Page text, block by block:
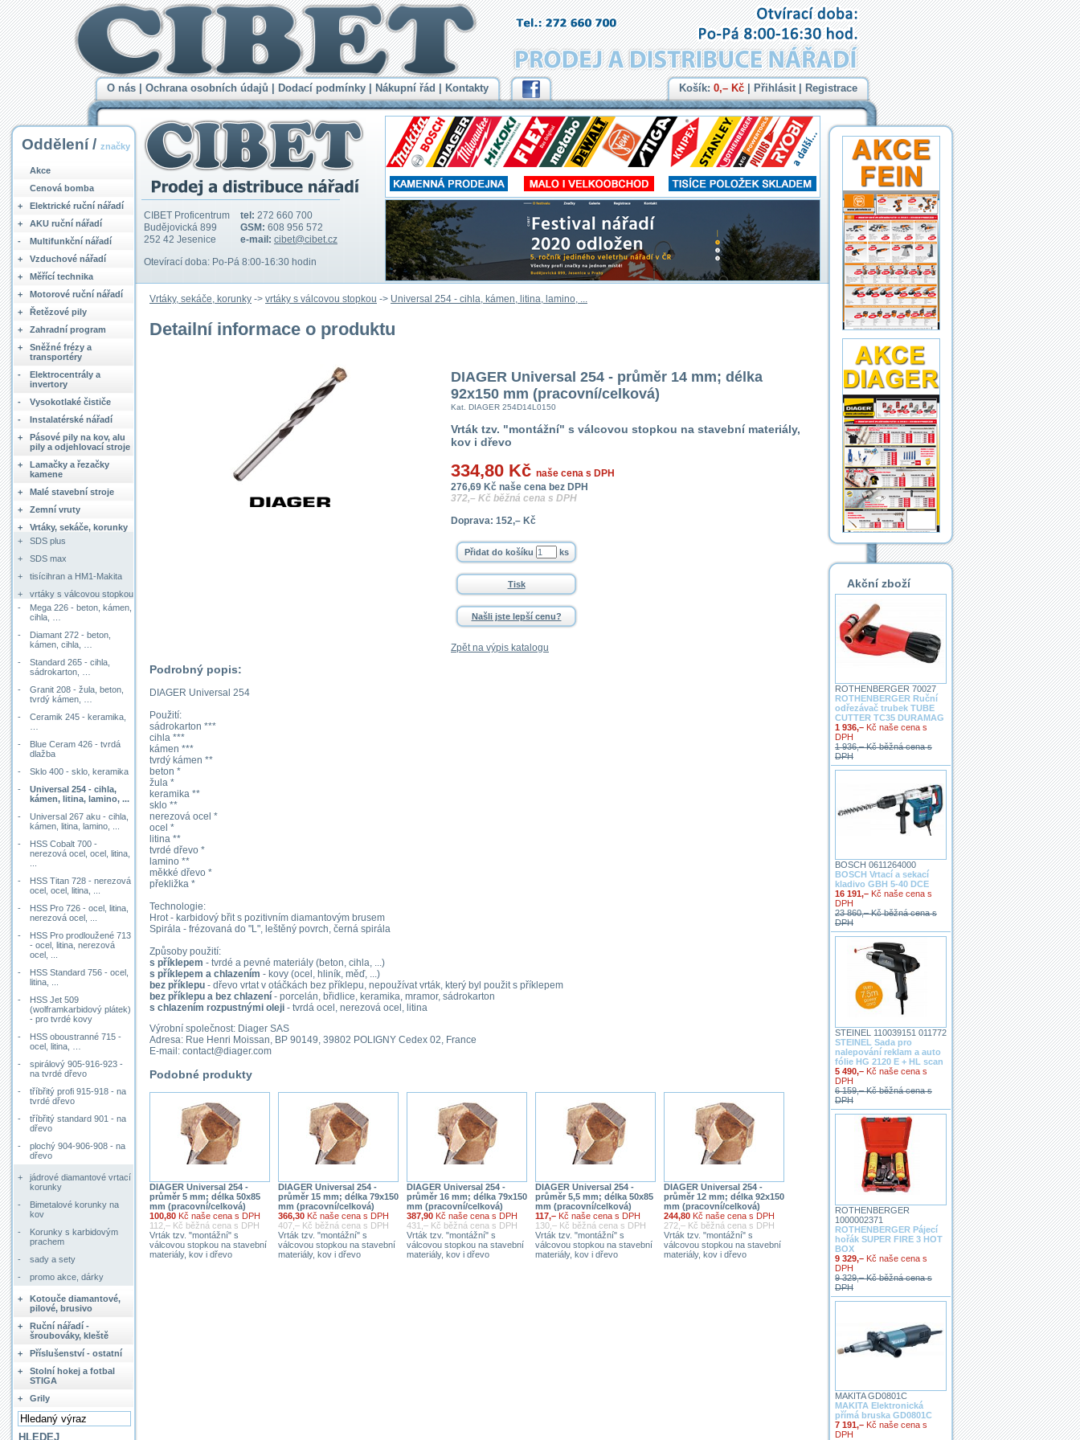
O nás Ochrana osobních údajů Dodací podmínky Nákupní řád Kontakty Košík: 0,– Kč Přihlásit| Registrace
CIBET Proficentrum
Budějovická 899
252 42 Jesenice
tel: 272 660 700
GSM: 608 956 572
e-mail: cibet@cibet.cz
Otevírací doba: Po-Pá 8:00-16:30 hodin
Vrtáky, sekáče, korunky -> vrtáky s válcovou stopkou -> Universal 254 - cihla, kámen, litina, lamino, ...
Detailní informace o produktu
DIAGER Universal 254 - průměr 14 mm; délka
92x150 mm (pracovní/celková)
Kat. DIAGER 254D14L0150
Vrták tzv. "montážní" s válcovou stopkou na stavební materiály,
kov i dřevo
334,80 Kč naše cena s DPH
276,69 Kč naše cena bez DPH
372,– Kč běžná cena s DPH
Doprava: 152,– Kč
ks
Tisk
Našli jste lepší cenu?
Zpět na výpis katalogu
Podrobný popis:
DIAGER Universal 254
Použití:
sádrokarton ***
cihla ***
kámen ***
tvrdý kámen **
beton *
žula *
keramika **
sklo **
nerezová ocel *
ocel *
litina **
tvrdé dřevo *
lamino **
měkké dřevo *
překližka *
Technologie:
Hrot - karbidový břit s pozitivním diamantovým brusem
Spirála - frézovaná do "L", leštěný povrch, černá spirála
Způsoby použití:
s příklepem - tvrdé a pevné materiály (beton, cihla, ...)
s příklepem a chlazením - kovy (ocel, hliník, měď, ...)
bez příklepu - dřevo vrtat v otáčkách bez příklepu, nepoužívat vrták, který byl použit s příklepem
bez příklepu a bez chlazení - porcelán, břidlice, keramika, mramor, sádrokarton
s chlazením rozpustnými oleji - tvrdá ocel, nerezová ocel, litina
Výrobní společnost: Diager SAS
Adresa: Rue Henri Moissan, BP 90149, 39802 POLIGNY Cedex 02, France
E-mail: contact@diager.com
Podobné produkty
DIAGER Universal 254 -
průměr 5 mm; délka 50x85
mm (pracovní/celková)
100,80 Kč naše cena s DPH
112,– Kč běžná cena s DPH
Vrták tzv. "montážní" s
válcovou stopkou na stavební
materiály, kov i dřevo
DIAGER Universal 254 -
průměr 15 mm; délka 79x150
mm (pracovní/celková)
366,30 Kč naše cena s DPH
407,– Kč běžná cena s DPH
Vrták tzv. "montážní" s
válcovou stopkou na stavební
materiály, kov i dřevo
DIAGER Universal 254 -
průměr 16 mm; délka 79x150
mm (pracovní/celková)
387,90 Kč naše cena s DPH
431,– Kč běžná cena s DPH
Vrták tzv. "montážní" s
válcovou stopkou na stavební
materiály, kov i dřevo
DIAGER Universal 254 -
průměr 5,5 mm; délka 50x85
mm (pracovní/celková)
117,– Kč naše cena s DPH
130,– Kč běžná cena s DPH
Vrták tzv. "montážní" s
válcovou stopkou na stavební
materiály, kov i dřevo
DIAGER Universal 254 -
průměr 12 mm; délka 92x150
mm (pracovní/celková)
244,80 Kč naše cena s DPH
272,– Kč běžná cena s DPH
Vrták tzv. "montážní" s
válcovou stopkou na stavební
materiály, kov i dřevo
Oddělení / značky
Akce
Cenová bomba
+
Elektrické ruční nářadí
+
AKU ruční nářadí
-
Multifunkční nářadí
+
Vzduchové nářadí
+
Měřící technika
+
Motorové ruční nářadí
+
Řetězové pily
+
Zahradní program
+
Sněžné frézy a
transportéry
-
Elektrocentrály a
invertory
-
Vysokotlaké čističe
-
Instalatérské nářadí
+
Pásové pily na kov, alu
pily a odjehlovací stroje
+
Lamačky a řezačky
kamene
+
Malé stavební stroje
+
Zemní vruty
+
Vrtáky, sekáče, korunky
+
SDS plus
+
SDS max
+
tisícihran a HM1-Makita
+
vrtáky s válcovou stopkou
-
Mega 226 - beton, kámen,
cihla, …
-
Diamant 272 - beton,
kámen, cihla, …
-
Standard 265 - cihla,
sádrokarton, …
-
Granit 208 - žula, beton,
tvrdý kámen, …
-
Ceramik 245 - keramika,
-
Blue Ceram 426 - tvrdá
dlažba
-
Sklo 400 - sklo, keramika
-
Universal 254 - cihla,
kámen, litina, lamino, ...
-
Universal 267 aku - cihla,
kámen, litina, lamino, ...
-
HSS Cobalt 700 -
nerezová ocel, ocel, litina,
-
HSS Titan 728 - nerezová
ocel, ocel, litina, ...
-
HSS Pro 726 - ocel, litina,
nerezová ocel, ...
-
HSS Pro prodloužené 713
- ocel, litina, nerezová
ocel, ...
-
HSS Standard 756 - ocel,
litina, ...
-
HSS Jet 509
(wolframkarbidový plátek)
- pro tvrdé kovy
-
HSS oboustranné 715 -
ocel, litina, …
-
spirálový 905-916-923 -
na tvrdé dřevo
-
tříbřitý profi 915-918 - na
tvrdé dřevo
-
tříbřitý standard 901 - na
dřevo
-
plochý 904-906-908 - na
dřevo
+
jádrové diamantové vrtací
korunky
-
Bimetalové korunky na
kov
-
Korunky s karbidovým
prachem
-
sady a sety
-
promo akce, dárky
+
Kotouče diamantové,
pilové, brusivo
+
Ruční nářadí -
šroubováky, kleště
+
Příslušenství - ostatní
+
Stolní hokej a fotbal
STIGA
+
Grily
Akční zboží
ROTHENBERGER 70027
ROTHENBERGER Ruční
odřezávač trubek TUBE
CUTTER TC35 DURAMAG
1 936,– Kč naše cena s
DPH
1 936,– Kč běžná cena s
DPH
BOSCH 0611264000
BOSCH Vrtací a sekací
kladivo GBH 5-40 DCE
16 191,– Kč naše cena s
DPH
23 860,– Kč běžná cena s
DPH
STEINEL 110039151 011772
STEINEL Sada pro
nalepování reklam a auto
fólie HG 2120 E + HL scan
5 490,– Kč naše cena s
DPH
6 159,– Kč běžná cena s
DPH
ROTHENBERGER
1000002371
ROTHENBERGER Pájecí
hořák SUPER FIRE 3 HOT
BOX
9 329,– Kč naše cena s
DPH
9 329,– Kč běžná cena s
DPH
MAKITA GD0801C
MAKITA Elektronická
přímá bruska GD0801C
7 191,– Kč naše cena s
DPH